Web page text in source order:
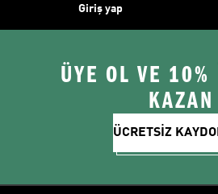
Giriş yap
ÜYE OL VE
KAZAN
ÜCRETSİZ